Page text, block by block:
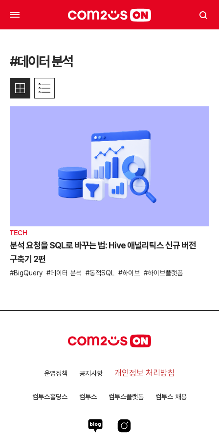
#데이터 분석
TECH
분석 요청을 SQL로 바꾸는 법: Hive 애널리틱스 신규 버전
구축기 2편
BigQuery 데이터 분석 동적SQL 하이브 하이브플랫폼
운영정책 공지사항 개인정보 처리방침
컴투스홀딩스 컴투스 컴투스플랫폼 컴투스 채용